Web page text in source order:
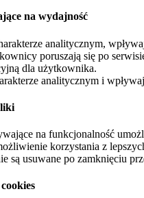
na wydajność
analitycznym,
poruszają się po
dla użytkownika.
analitycznym i
na funkcjonalność
korzystania z
są usuwane po zamknięciu